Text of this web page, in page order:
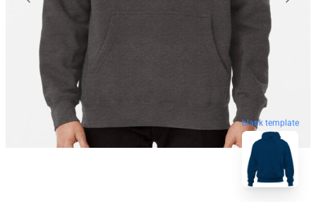
blank template